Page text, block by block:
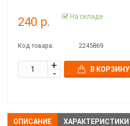
240 р. На складе
Код товара: 2245869
В КОРЗИНУ
ОПИСАНИЕ ХАРАКТЕРИСТИКИ